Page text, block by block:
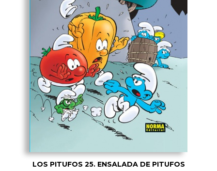
LOS PITUFOS 25. ENSALADA DE PITUFOS